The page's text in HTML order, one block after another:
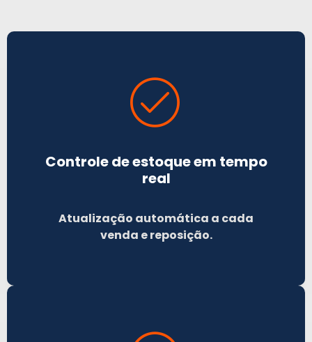
Controle de estoque em tempo
real
Atualização automática a cada
venda e reposição.